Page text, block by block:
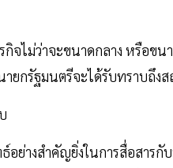
ไม่ว่าจะขนาดกลาง หรือข
ายกรัฐมนตรีจะได้รับทราบถึง
ย่างสำคัญยิ่งในการสื่อสาร